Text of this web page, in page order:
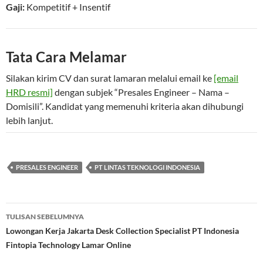
Gaji: Kompetitif+ Insentif
Tata Cara Melamar
Silakan kirim CV dan surat lamaran melalui email ke [email
HRD resmi] dengan subjek “Presales Engineer – Nama –
Domisili”. Kandidat yang memenuhi kriteria akan dihubungi
lebih lanjut.
PRESALES ENGINEER PT LINTAS TEKNOLOGI INDONESIA
Navigasi
Tulisan
TULISAN SEBELUMNYA
Lowongan Kerja Jakarta Desk Collection Specialist PT Indonesia
Fintopia Technology Lamar Online